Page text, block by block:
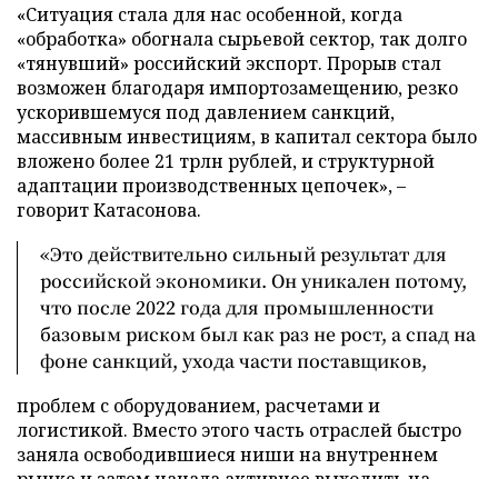
«Ситуация стала для нас особенной, когда
«обработка» обогнала сырьевой сектор, так долго
«тянувший» российский экспорт. Прорыв стал
возможен благодаря импортозамещению, резко
ускорившемуся под давлением санкций,
массивным инвестициям, в капитал сектора было
вложено более 21 трлн рублей, и структурной
адаптации производственных цепочек», –
говорит Катасонова.
«Это действительно сильный результат для
российской экономики. Он уникален потому,
что после 2022 года для промышленности
базовым риском был как раз не рост, а спад на
фоне санкций, ухода части поставщиков,
проблем с оборудованием, расчетами и
логистикой. Вместо этого часть отраслей быстро
заняла освободившиеся ниши на внутреннем